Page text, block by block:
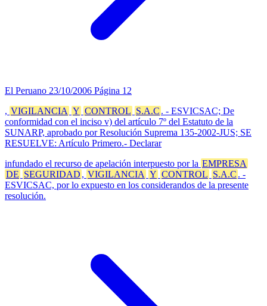
El Peruano 23/10/2006 Página 12
, VIGILANCIA Y CONTROL S.A.C . - ESVICSAC; De
conformidad con el inciso v) del artículo 7º del Estatuto de la
SUNARP, aprobado por Resolución Suprema 135-2002-JUS; SE
RESUELVE: Artículo Primero.- Declarar
infundado el recurso de apelación interpuesto por la EMPRESA
DE SEGURIDAD , VIGILANCIA Y CONTROL S.A.C . -
ESVICSAC, por lo expuesto en los considerandos de la presente
resolución.